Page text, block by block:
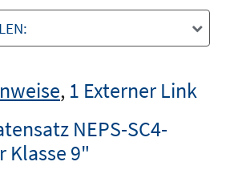
, 1 Externer Link
NEPS-SC4-
Klasse 9"